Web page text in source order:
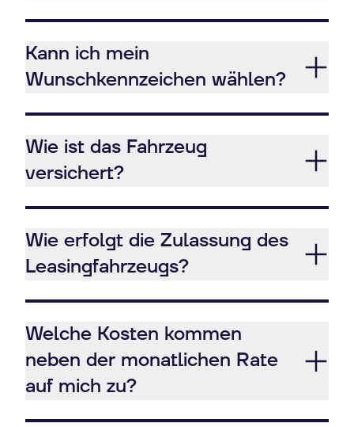
Kann ich mein
Wunschkennzeichen wählen?
Wie ist das Fahrzeug
versichert?
Wie erfolgt die Zulassung des
Leasingfahrzeugs?
Welche Kosten kommen
neben der monatlichen Rate
auf mich zu?